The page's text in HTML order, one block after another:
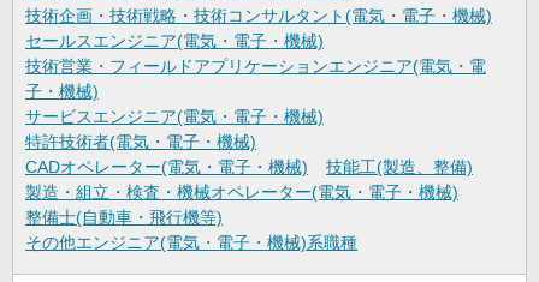
技術企画・技術戦略・技術コンサルタント(電気・電子・機械)
セールスエンジニア(電気・電子・機械)
技術営業・フィールドアプリケーションエンジニア(電気・電
子・機械)
サービスエンジニア(電気・電子・機械)
特許技術者(電気・電子・機械)
CADオペレーター(電気・電子・機械)
技能工(製造、整備)
製造・組立・検査・機械オペレーター(電気・電子・機械)
整備士(自動車・飛行機等)
その他エンジニア(電気・電子・機械)系職種